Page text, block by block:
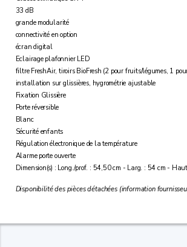
33 dB
grande modularité
connectivité en option
écran digital
Eclairage plafonnier LED
filtre FreshAir, tiroirs BioFresh (2 pour fruits/légumes, 1
installation sur glissières, hygrométrie ajustable
Fixation Glissière
Porte réversible
Blanc
Sécurité enfants
Régulation électronique de la température
Alarme porte ouverte
Dimension(s) : Long./prof. : 54,50 cm - Larg. : 54 cm -
Disponibilité des pièces détachées (information